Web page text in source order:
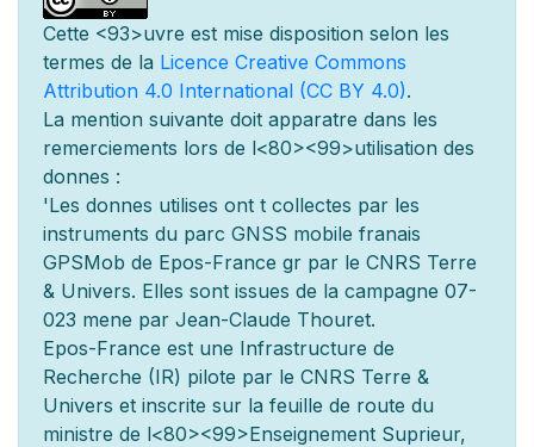
Cette <93>uvre est mise disposition selon les
termes de la Licence Creative Commons
Attribution 4.0 International (CC BY 4.0).
La mention suivante doit apparatre dans les
remerciements lors de l<80><99>utilisation des
donnes :
'Les donnes utilises ont t collectes par les
instruments du parc GNSS mobile franais
GPSMob de Epos-France gr par le CNRS Terre
& Univers. Elles sont issues de la campagne 07-
023 mene par Jean-Claude Thouret.
Epos-France est une Infrastructure de
Recherche (IR) pilote par le CNRS Terre &
Univers et inscrite sur la feuille de route du
ministre de l<80><99>Enseignement Suprieur,